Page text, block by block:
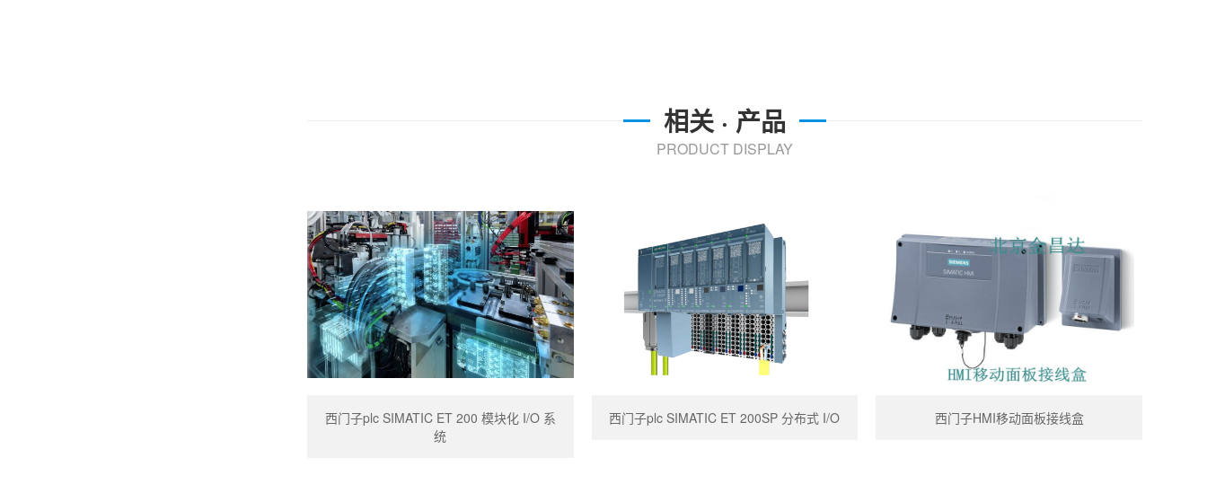
相关 · 产品
PRODUCT DISPLAY
西门子plc SIMATIC ET 200 模块化 I/O 系
统
西门子plc SIMATIC ET 200SP 分布式 I/O 西门子HMI移动面板接线盒